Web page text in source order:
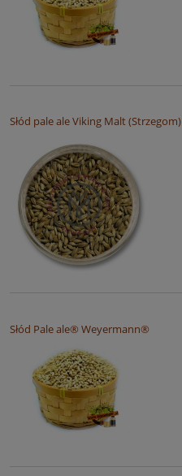
Słód pale ale Viking Malt (Strzegom)
Słód Pale ale® Weyermann®